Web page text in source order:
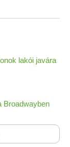
lakói javára
Broadwayben